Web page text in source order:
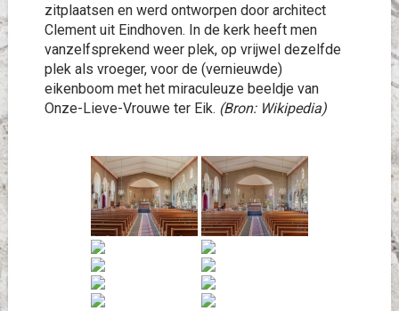
zitplaatsen en werd ontworpen door architect
Clement uit Eindhoven. In de kerk heeft men
vanzelfsprekend weer plek, op vrijwel dezelfde
plek als vroeger, voor de (vernieuwde)
eikenboom met het miraculeuze beeldje van
Onze-Lieve-Vrouwe ter Eik. (Bron: Wikipedia)